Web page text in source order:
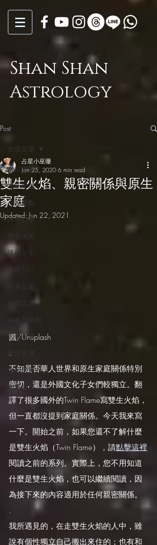
Shan Shan
Astrology
Post
全部文章
小巫年運
小巫觀點
月亮心事
雙生火焰
塔羅占卜
占星101
外星訊息
遊走在藝術
四季心境
星座週運
每日星運
推薦服務
全部文章
雙生火焰、親密關係與原生
家庭
占星小巫珊
Jan 25, 2020 6 min read
Updated: Jun 22, 2021
圖/Unsplash
.
不知是否華人世界和原生家庭關係特別
密切，還是外國文化子女們較獨立。翻
譯了很多國外的Twin Flame寫雙生火焰，
但一直都沒提到家庭關係。今天我來寫
一下。開始之前，如果您還不了解什麼
是雙生火焰（Twin Flame），請點擊這裡
閱讀之前的系列。實際上，您不用知道
什麼是雙生火焰，也可以繼續閱讀，因
為接下來的內容適用於任何親密關係。
.
我所遇見的，在走雙生火焰的人中，雖
說有個性獨立自己搬出來住的；也有和